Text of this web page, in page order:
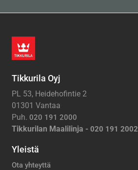
Tikkurila Oyj
PL 53, Heidehofintie 2
01301 Vantaa
Puh. 020 191 2000
Tikkurilan Maalilinja - 020 191 2002
Yleistä
Ota yhteyttä